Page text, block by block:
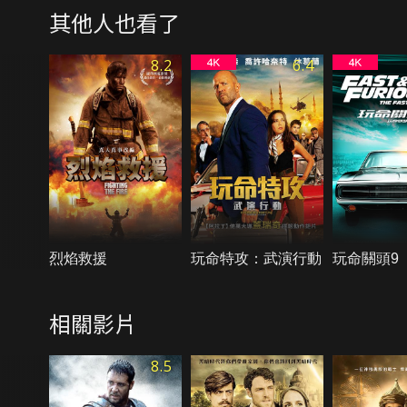
其他人也看了
8.2
烈焰救援
6.4
玩命特攻：武演行動 玩命關頭9
相關影片
8.5